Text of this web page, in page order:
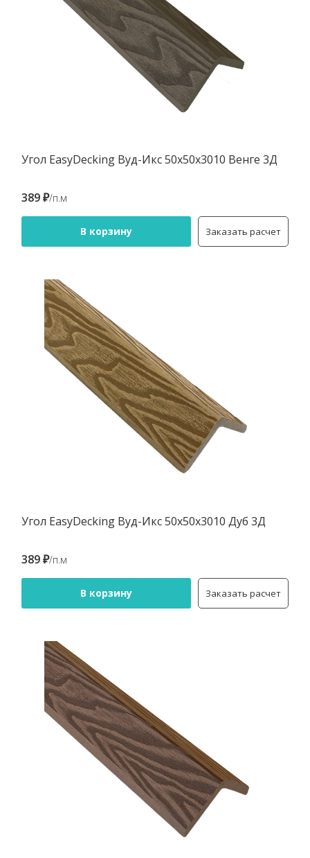
Угол EasyDecking Вуд-Икс 50х50х3010 Венге 3Д
389 ₽/п.м
В корзину Заказать расчет
Угол EasyDecking Вуд-Икс 50х50х3010 Дуб 3Д
389 ₽/п.м
В корзину Заказать расчет